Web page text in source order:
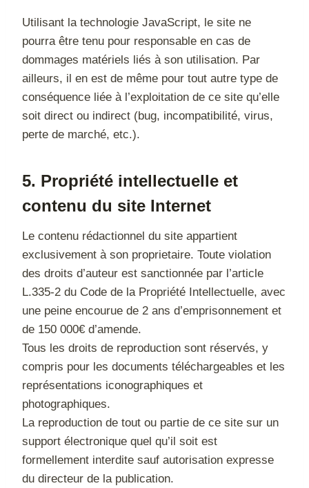
Utilisant la technologie JavaScript, le site ne
pourra être tenu pour responsable en cas de
dommages matériels liés à son utilisation. Par
ailleurs, il en est de même pour tout autre type de
conséquence liée à l’exploitation de ce site qu’elle
soit direct ou indirect (bug, incompatibilité, virus,
perte de marché, etc.).
5. Propriété intellectuelle et
contenu du site Internet
Le contenu rédactionnel du site appartient
exclusivement à son proprietaire. Toute violation
des droits d’auteur est sanctionnée par l’article
L.335-2 du Code de la Propriété Intellectuelle, avec
une peine encourue de 2 ans d’emprisonnement et
de 150 000€ d’amende.
Tous les droits de reproduction sont réservés, y
compris pour les documents téléchargeables et les
représentations iconographiques et
photographiques.
La reproduction de tout ou partie de ce site sur un
support électronique quel qu’il soit est
formellement interdite sauf autorisation expresse
du directeur de la publication.